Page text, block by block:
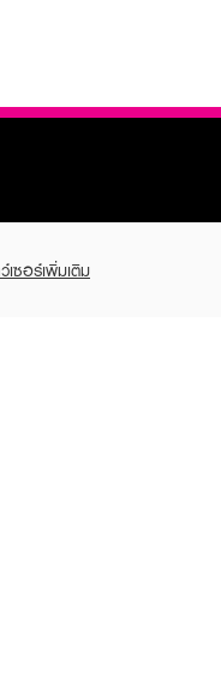
เซอร์เพิ่มเติมFOLLOW US